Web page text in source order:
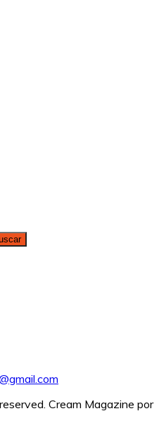
Cream Magazine por